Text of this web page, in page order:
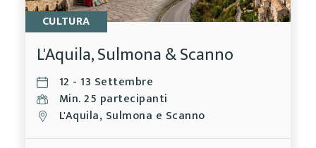
CULTURA
L'Aquila, Sulmona & Scanno
12 - 13 Settembre
Min. 25 partecipanti
L'Aquila, Sulmona e Scanno